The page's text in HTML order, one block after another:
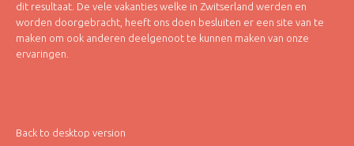
dit resultaat. De vele vakanties welke in Zwitserland werden en
worden doorgebracht, heeft ons doen besluiten er een site van te
maken om ook anderen deelgenoot te kunnen maken van onze
ervaringen.
Back to desktop version